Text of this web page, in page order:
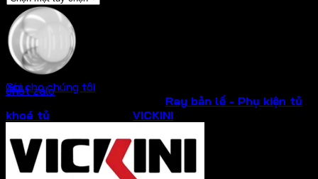
Xóa
chat zalo
Gọi cho chúng tôi
Ray bản lề - Phụ kiện tủ
khoá tủ
VICKINI